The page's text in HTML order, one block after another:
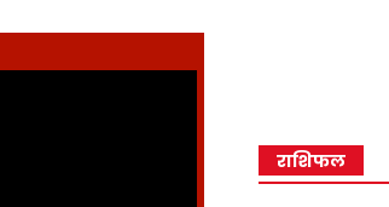
राशिफल